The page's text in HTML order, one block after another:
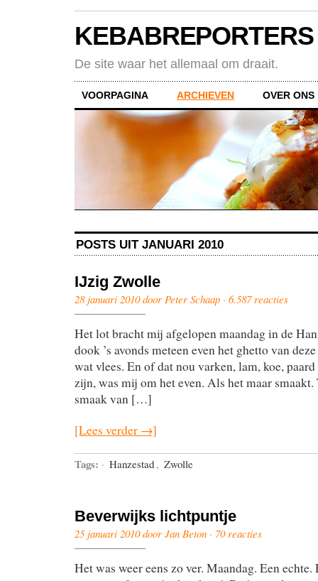
KEBABREPORTERS
De site waar het allemaal om draait.
VOORPAGINA ARCHIEVEN OVER ONS
POSTS UIT JANUARI 2010
IJzig Zwolle
28 januari 2010 door Peter Schaap · 6.587 reacties
Het lot bracht mij afgelopen maandag in de
dook ’s avonds meteen even het ghetto van
wat vlees. En of dat nou varken, lam, koe,
zijn, was mij om het even. Als het maar smaakt.
smaak van […]
[Lees verder →]
Tags: · Hanzestad , Zwolle
Beverwijks lichtpuntje
25 januari 2010 door Jan Beton · 70 reacties
Het was weer eens zo ver. Maandag. Een